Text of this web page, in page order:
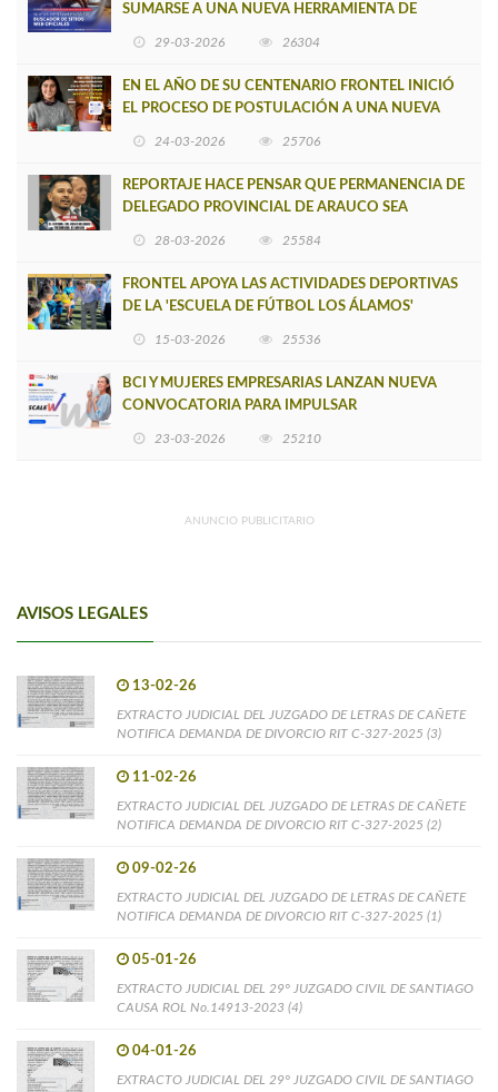
SUMARSE A UNA NUEVA HERRAMIENTA DE
29-03-2026 26304
EN EL AÑO DE SU CENTENARIO FRONTEL INICIÓ
EL PROCESO DE POSTULACIÓN A UNA NUEVA
24-03-2026 25706
REPORTAJE HACE PENSAR QUE PERMANENCIA DE
DELEGADO PROVINCIAL DE ARAUCO SEA
28-03-2026 25584
FRONTEL APOYA LAS ACTIVIDADES DEPORTIVAS
DE LA 'ESCUELA DE FÚTBOL LOS ÁLAMOS'
15-03-2026 25536
BCI Y MUJERES EMPRESARIAS LANZAN NUEVA
CONVOCATORIA PARA IMPULSAR
23-03-2026 25210
ANUNCIO PUBLICITARIO
AVISOS LEGALES
13-02-26
EXTRACTO JUDICIAL DEL JUZGADO DE LETRAS DE CAÑETE
NOTIFICA DEMANDA DE DIVORCIO RIT C-327-2025 (3)
11-02-26
EXTRACTO JUDICIAL DEL JUZGADO DE LETRAS DE CAÑETE
NOTIFICA DEMANDA DE DIVORCIO RIT C-327-2025 (2)
09-02-26
EXTRACTO JUDICIAL DEL JUZGADO DE LETRAS DE CAÑETE
NOTIFICA DEMANDA DE DIVORCIO RIT C-327-2025 (1)
05-01-26
EXTRACTO JUDICIAL DEL 29° JUZGADO CIVIL DE SANTIAGO
CAUSA ROL No.14913-2023 (4)
04-01-26
EXTRACTO JUDICIAL DEL 29° JUZGADO CIVIL DE SANTIAGO